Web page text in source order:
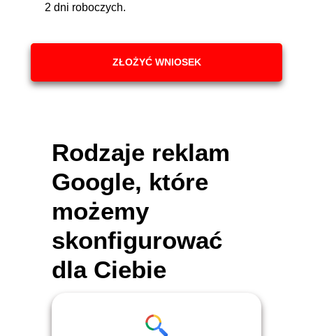
2 dni roboczych.
ZŁOŻYĆ WNIOSEK
Rodzaje reklam
Google, które
możemy
skonfigurować
dla Ciebie